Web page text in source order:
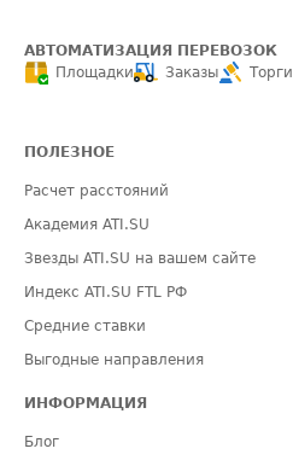
АВТОМАТИЗАЦИЯ ПЕРЕВОЗОК
Площадки
Заказы Торги
ПОЛЕЗНОЕ
Расчет расстояний
Академия ATI.SU
Звезды ATI.SU на вашем сайте
Индекс ATI.SU FTL РФ
Средние ставки
Выгодные направления
ИНФОРМАЦИЯ
Блог